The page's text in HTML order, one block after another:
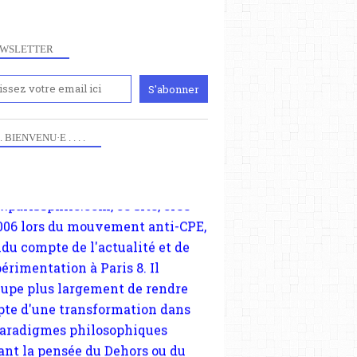
. BIENVENU·E . . . .
ce site, créé
lors du mouvement anti-CPE,
d'une transformation dans
philosophiques
la pensée du Dehors ou du
omme la nomme les
classique. Nous
quant à nous déjà basculé
dans la modernité